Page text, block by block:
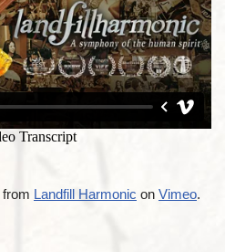
from Landfill Harmonic on Vimeo.